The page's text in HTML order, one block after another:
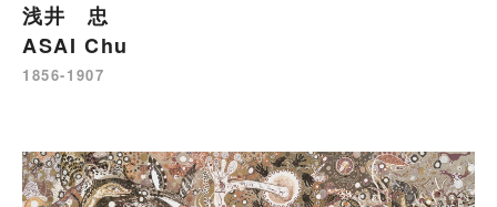
浅井 忠
ASAI Chu
1856-1907